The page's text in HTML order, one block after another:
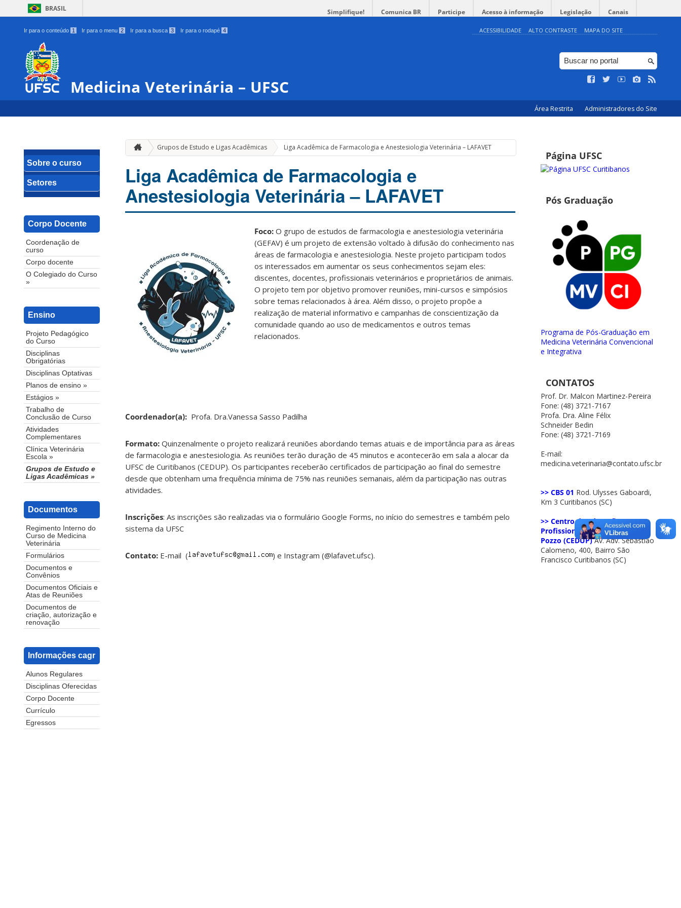
BRASIL Simplifique! Comunica BR Participe Acesso à informação Legislação Canais
Ir para o conteúdo 1 Ir para o menu 2 Ir para a busca 3 Ir para o rodapé 4 ACESSIBILIDADE ALTO CONTRASTE MAPA DO SITE
Medicina Veterinária – UFSC
Área Restrita Administradores do Site
Sobre o curso
Setores
Corpo Docente
Coordenação de
curso
Corpo docente
O Colegiado do Curso
»
Ensino
Projeto Pedagógico
do Curso
Disciplinas
Obrigatórias
Disciplinas Optativas
Planos de ensino »
Estágios »
Trabalho de
Conclusão de Curso
Atividades
Complementares
Clínica Veterinária
Escola »
Grupos de Estudo e
Ligas Acadêmicas »
Documentos
Regimento Interno do
Curso de Medicina
Veterinária
Formulários
Documentos e
Convênios
Documentos Oficiais e
Atas de Reuniões
Documentos de
criação, autorização e
renovação
Informações cagr
Alunos Regulares
Disciplinas Oferecidas
Corpo Docente
Currículo
Egressos
Grupos de Estudo e Ligas Acadêmicas Liga Acadêmica de Farmacologia e Anestesiologia Veterinária – LAFAVET
Liga Acadêmica de Farmacologia e
Anestesiologia Veterinária – LAFAVET
Foco: O grupo de estudos de farmacologia e anestesiologia veterinária
(GEFAV) é um projeto de extensão voltado à difusão do conhecimento nas
áreas de farmacologia e anestesiologia. Neste projeto participam todos
os interessados em aumentar os seus conhecimentos sejam eles:
discentes, docentes, profissionais veterinários e proprietários de animais.
O projeto tem por objetivo promover reuniões, mini-cursos e simpósios
sobre temas relacionados à área. Além disso, o projeto propõe a
realização de material informativo e campanhas de conscientização da
comunidade quando ao uso de medicamentos e outros temas
relacionados.
Coordenador(a): Profa. Dra.Vanessa Sasso Padilha
Formato: Quinzenalmente o projeto realizará reuniões abordando temas atuais e de importância para as áreas
de farmacologia e anestesiologia. As reuniões terão duração de 45 minutos e acontecerão em sala a alocar da
UFSC de Curitibanos (CEDUP). Os participantes receberão certificados de participação ao final do semestre
desde que obtenham uma frequência mínima de 75% nas reuniões semanais, além da participação nas outras
atividades.
Inscrições: As inscrições são realizadas via o formulário Google Forms, no início do semestres e também pelo
sistema da UFSC
Contato: E-mail ( ) e Instagram (@lafavet.ufsc).
Página UFSC
Pós Graduação
Programa de Pós-Graduação em
Medicina Veterinária Convencional
e Integrativa
CONTATOS
Prof. Dr. Malcon Martinez-Pereira
Fone: (48) 3721-7167
Profa. Dra. Aline Félix
Schneider Bedin
Fone: (48) 3721-7169
E-mail:
medicina.veterinaria@contato.ufsc.br
>> CBS 01 Rod. Ulysses Gaboardi,
Km 3 Curitibanos (SC)
>> Centro de Educação
Profissional Professor Enori
Pozzo (CEDUP)Av. Adv. Sebastião
Calomeno, 400, Bairro São
Francisco Curitibanos (SC)